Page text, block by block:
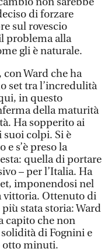
di forzare
sul rovescio
problema alla
gli è naturale.
Ward che ha
set tra l’incredulità
in questo
della maturità
Ha sopperito ai
colpi. Si è
e s’è preso la
quella di portare
– per l’Italia. Ha
imponendosi nel
vittoria. Ottenuto di
stata storia: Ward
capito che non
di Fognini e
otto minuti.